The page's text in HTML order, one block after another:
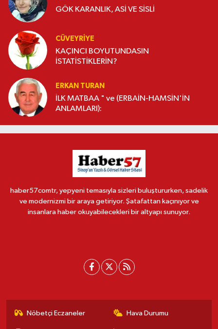
GÖK KARANLIK, ASİ VE SİSLİ
CÜVEYRIYE
KAÇINCI BOYUTUNDASIN
İSTATİSTİKLERİN?
ERKAN TURAN
İLK MATBAA " ve (ERBAİN-HAMSİN'İN
ANLAMLARI):
haber57comtr, yepyeni temasıyla sizleri buluştururken, sadelik
ve modernizmi bir araya getiriyor. Şatafattan kaçınıyor ve
insanlara haber okuyabilecekleri bir altyapı sunuyor.
Nöbetçi Eczaneler Hava Durumu